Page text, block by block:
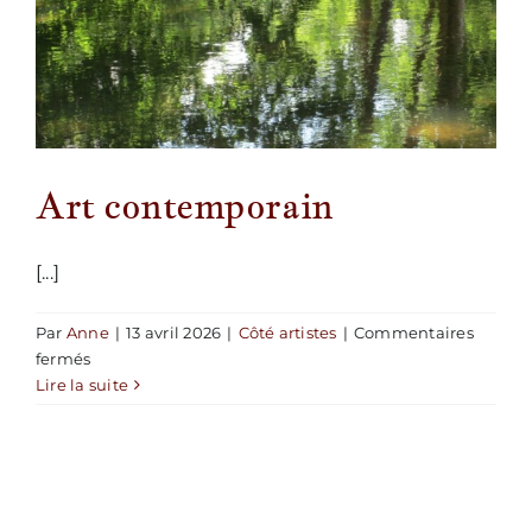
Art contemporain
[...]
Par Anne | 13 avril 2026 | Côté artistes | Commentaires
ferméssur
Art
Lire la suite